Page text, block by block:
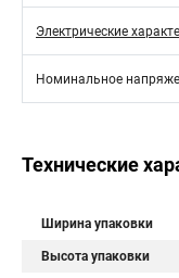
Электрические
Номинальное
Технические
Ширина упаковки
Высота упаковки